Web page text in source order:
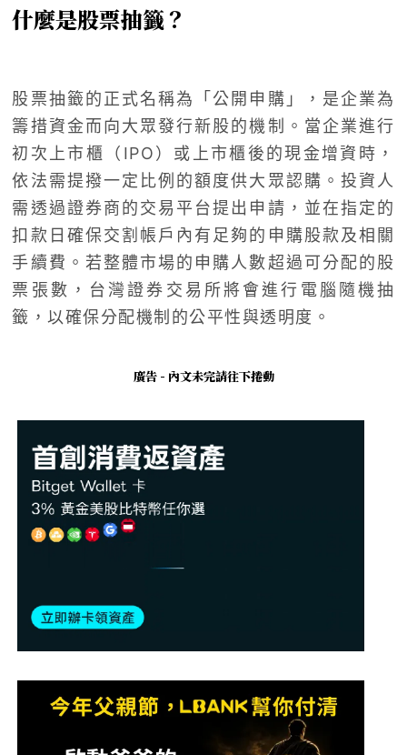
什麼是股票抽籤？
股票抽籤的正式名稱為「公開申購」，是企業為
籌措資金而向大眾發行新股的機制。當企業進行
初次上市櫃（IPO）或上市櫃後的現金增資時，
依法需提撥一定比例的額度供大眾認購。投資人
需透過證券商的交易平台提出申請，並在指定的
扣款日確保交割帳戶內有足夠的申購股款及相關
手續費。若整體市場的申購人數超過可分配的股
票張數，台灣證券交易所將會進行電腦隨機抽
籤，以確保分配機制的公平性與透明度。
廣告 - 內文未完請往下捲動